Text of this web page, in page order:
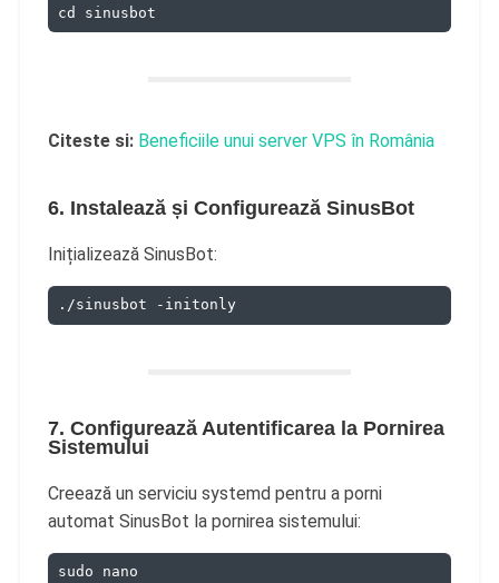
cd sinusbot
Citeste si: Beneficiile unui server VPS în România
6. Instalează și Configurează SinusBot
Inițializează SinusBot:
./sinusbot -initonly
7. Configurează Autentificarea la Pornirea
Sistemului
Creează un serviciu systemd pentru a porni
automat SinusBot la pornirea sistemului:
sudo nano